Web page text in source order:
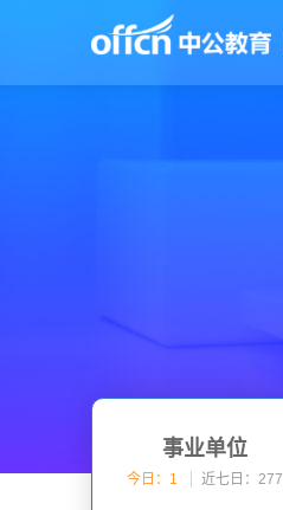
事业单位
今日：1 近七日：277